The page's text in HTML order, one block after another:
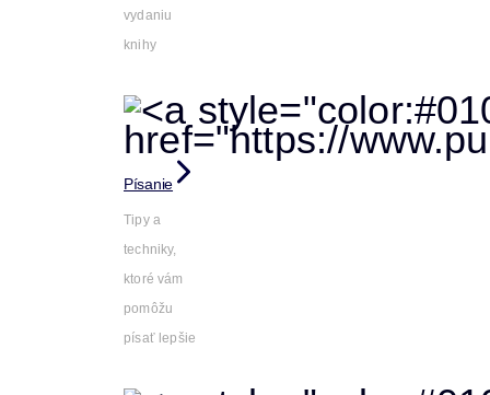
vydaniu
knihy
Písanie
Tipy a
techniky,
ktoré vám
pomôžu
písať lepšie